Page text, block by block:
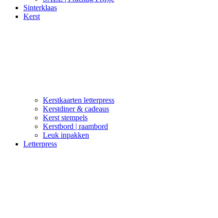
Sinterklaas
Kerst
Kerstkaarten letterpress
Kerstdiner & cadeaus
Kerst stempels
Kerstbord | raambord
Leuk inpakken
Letterpress